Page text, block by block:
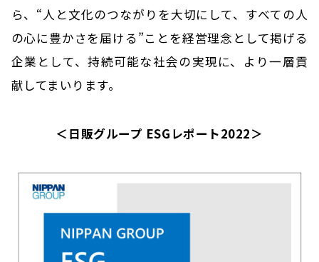
ら、“人と文化のつながりを大切にして、すべての人
の心に豊かさを届ける”ことを経営理念として掲げる
企業として、持続可能な社会の実現に、より一層貢
献してまいります。
＜日販グループ ESGレポート2022＞